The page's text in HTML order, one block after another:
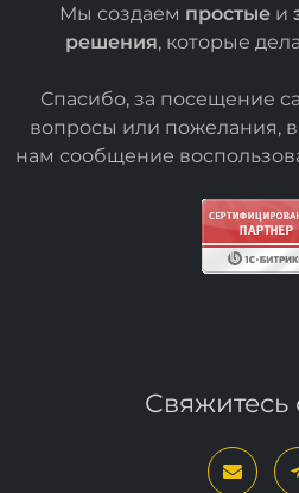
Мы создаем простые и
решения, которые
Спасибо, за посещение
вопросы или пожелания,
нам сообщение
Свяжитесь